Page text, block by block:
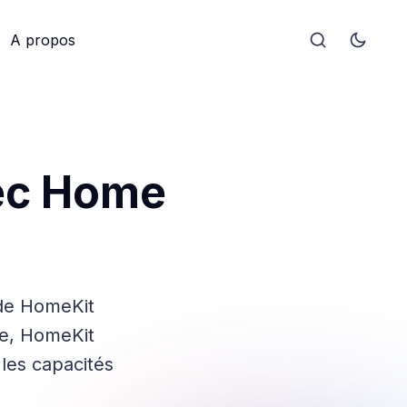
A propos
Home
HomeKit
HomeKit
capacités